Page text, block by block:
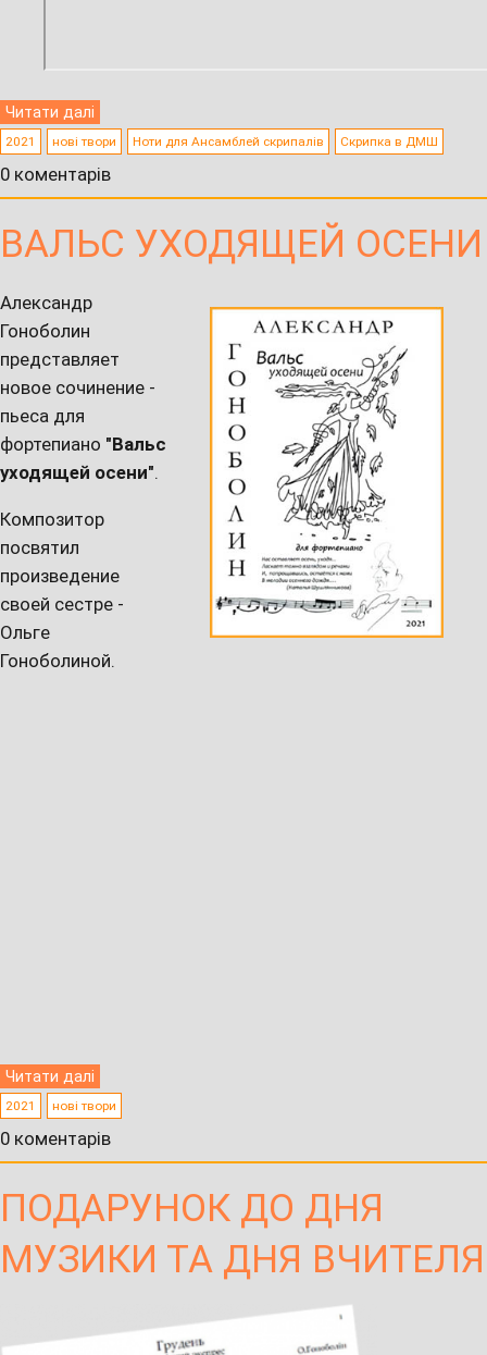
Читати далі
2021 нові твори Ноти для Ансамблей скрипалів Скрипка в ДМШ
0 коментарів
ВАЛЬС УХОДЯЩЕЙ ОСЕНИ
Александр
Гоноболин
представляет
новое сочинение -
пьеса для
фортепиано "Вальс
уходящей осени".
Композитор
посвятил
произведение
своей сестре -
Ольге
Гоноболиной.
Читати далі
2021 нові твори
0 коментарів
ПОДАРУНОК ДО ДНЯ
МУЗИКИ ТА ДНЯ ВЧИТЕЛЯ